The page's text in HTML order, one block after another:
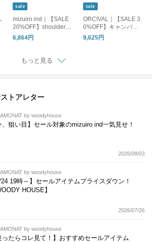
sale
mizuiro ind｜【SALE
20%OFF】shoulder tu
ck N/S P/O ショルダー
タックノースリーブプ
ス トップス カットソ
ー 2-210147
6,864円
sale
ORCIVAL｜【SALE 3
0%OFF】キャンバス
トートバッグM or-h02
84kwc
9,625円
もっと見る
トアレター
by woodyhouse
、狙い目】セール対象のmizuiro ind一気見せ！
2026/08/03
by woodyhouse
24 19時～】セールアイテムプライスダウン！
HOUSE】
2026/07/26
by woodyhouse
ったらコレ見て！】おすすめセールアイテム